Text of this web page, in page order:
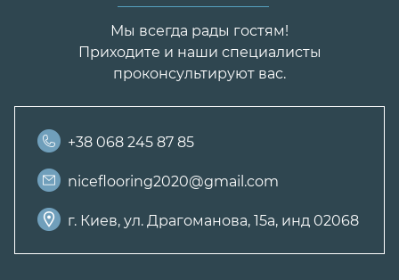
Мы всегда рады гостям!
Приходите и наши специалисты
проконсультируют вас.
+38 068 245 87 85
niceflooring2020@gmail.com
г. Киев, ул. Драгоманова, 15а, инд 02068